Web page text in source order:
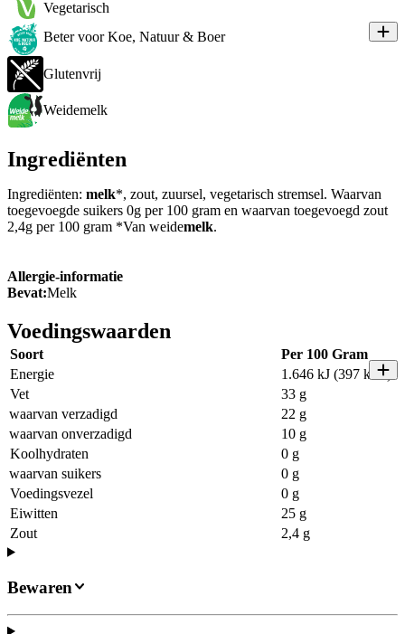
Vegetarisch
Beter voor Koe, Natuur & Boer
Glutenvrij
Weidemelk
Ingrediënten
Ingrediënten: melk*, zout, zuursel, vegetarisch stremsel. Waarvan
toegevoegde suikers 0g per 100 gram en waarvan toegevoegd zout
2,4g per 100 gram *Van weidemelk.
Allergie-informatie
Bevat:Melk
Voedingswaarden
Soort
Per 100 Gram
Energie
1.646 kJ (397 kcal)
Vet
33 g
waarvan verzadigd
22 g
waarvan onverzadigd
10 g
Koolhydraten
0 g
waarvan suikers
0 g
Voedingsvezel
0 g
Eiwitten
25 g
Zout
2,4 g
Bewaren